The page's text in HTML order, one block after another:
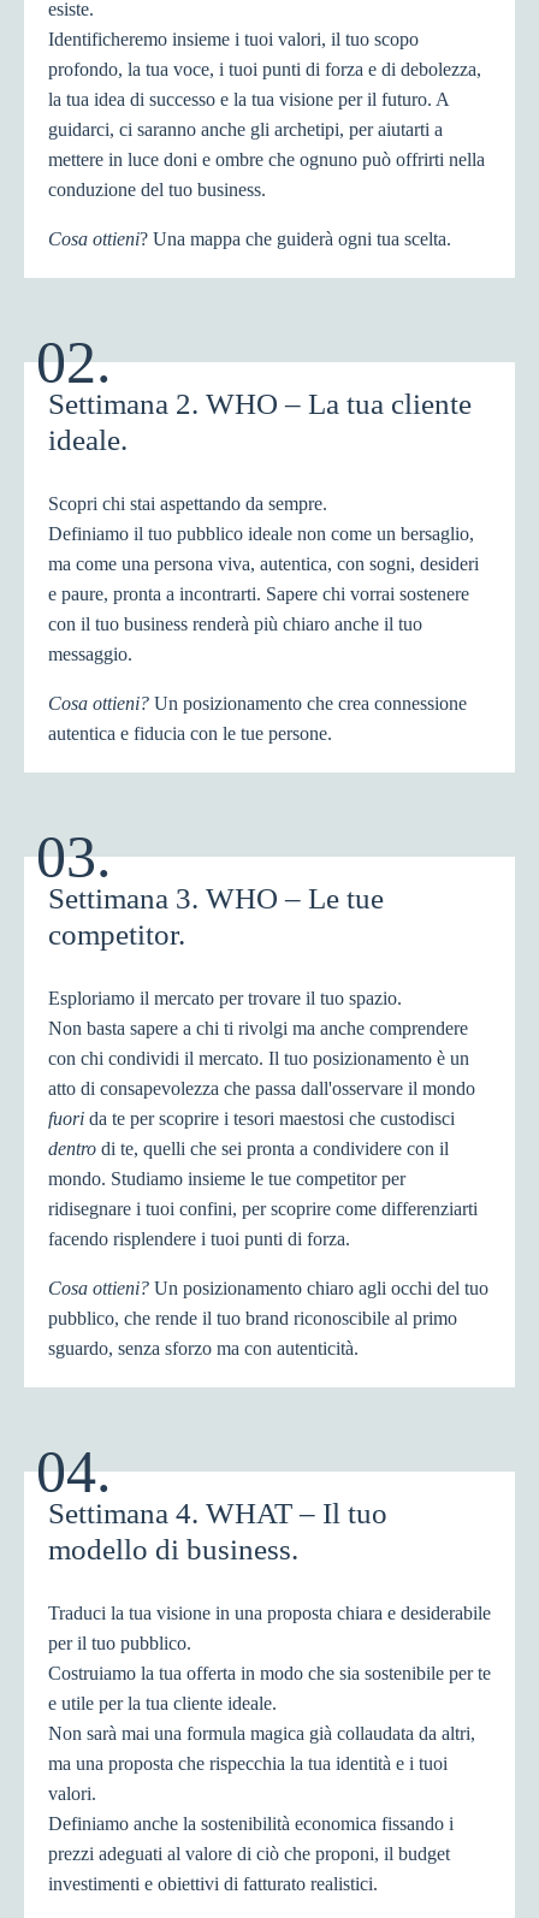
esiste.
Identificheremo insieme i tuoi valori, il tuo scopo
profondo, la tua voce, i tuoi punti di forza e di debolezza,
la tua idea di successo e la tua visione per il futuro. A
guidarci, ci saranno anche gli archetipi, per aiutarti a
mettere in luce doni e ombre che ognuno può offrirti nella
conduzione del tuo business.
Cosa ottieni? Una mappa che guiderà ogni tua scelta.
02.
Settimana 2. WHO – La tua cliente
ideale.
Scopri chi stai aspettando da sempre.
Definiamo il tuo pubblico ideale non come un bersaglio,
ma come una persona viva, autentica, con sogni, desideri
e paure, pronta a incontrarti. Sapere chi vorrai sostenere
con il tuo business renderà più chiaro anche il tuo
messaggio.
Cosa ottieni? Un posizionamento che crea connessione
autentica e fiducia con le tue persone.
03.
Settimana 3. WHO – Le tue
competitor.
Esploriamo il mercato per trovare il tuo spazio.
Non basta sapere a chi ti rivolgi ma anche comprendere
con chi condividi il mercato. Il tuo posizionamento è un
atto di consapevolezza che passa dall'osservare il mondo
fuori da te per scoprire i tesori maestosi che custodisci
dentro di te, quelli che sei pronta a condividere con il
mondo. Studiamo insieme le tue competitor per
ridisegnare i tuoi confini, per scoprire come differenziarti
facendo risplendere i tuoi punti di forza.
Cosa ottieni? Un posizionamento chiaro agli occhi del tuo
pubblico, che rende il tuo brand riconoscibile al primo
sguardo, senza sforzo ma con autenticità.
Settimana 4. WHAT – Il tuo
modello di business.
04.
Traduci la tua visione in una proposta chiara e desiderabile
per il tuo pubblico.
Costruiamo la tua offerta in modo che sia sostenibile per te
e utile per la tua cliente ideale.
Non sarà mai una formula magica già collaudata da altri,
ma una proposta che rispecchia la tua identità e i tuoi
valori.
Definiamo anche la sostenibilità economica fissando i
prezzi adeguati al valore di ciò che proponi, il budget
investimenti e obiettivi di fatturato realistici.